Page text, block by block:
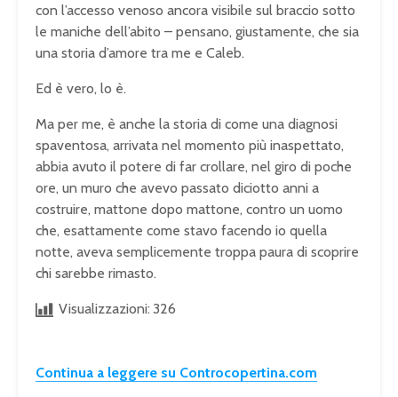
con l’accesso venoso ancora visibile sul braccio sotto
le maniche dell’abito – pensano, giustamente, che sia
una storia d’amore tra me e Caleb.
Ed è vero, lo è.
Ma per me, è anche la storia di come una diagnosi
spaventosa, arrivata nel momento più inaspettato,
abbia avuto il potere di far crollare, nel giro di poche
ore, un muro che avevo passato diciotto anni a
costruire, mattone dopo mattone, contro un uomo
che, esattamente come stavo facendo io quella
notte, aveva semplicemente troppa paura di scoprire
chi sarebbe rimasto.
Visualizzazioni: 326
Continua a leggere su Controcopertina.com